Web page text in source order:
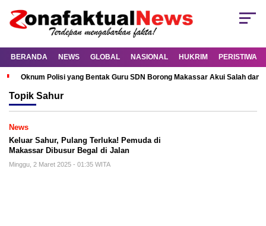
BERANDA NEWS GLOBAL NASIONAL HUKRIM PERISTIWA
Oknum Polisi yang Bentak Guru SDN Borong Makassar Akui Salah dan
Topik Sahur
News
Keluar Sahur, Pulang Terluka! Pemuda di
Makassar Dibusur Begal di Jalan
Minggu, 2 Maret 2025 - 01:35 WITA